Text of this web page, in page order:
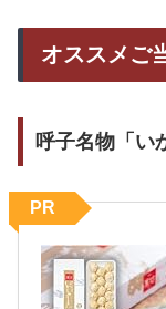
オススメご
呼子名物「い
PR